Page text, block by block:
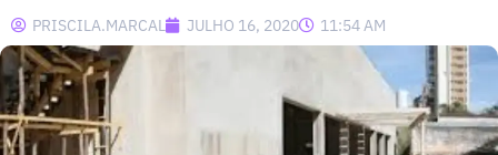
PRISCILA.MARCAL JULHO 16, 2020 11:54 AM